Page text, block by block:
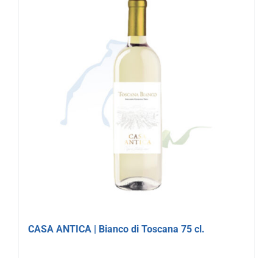
CASA ANTICA | Bianco di Toscana 75 cl.